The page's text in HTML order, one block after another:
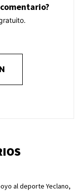
al deporte Yeclano,